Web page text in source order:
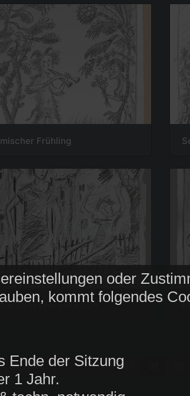
oder
kommt folgendes
Ende der Sitzung
1 Jahr.
Frühling
Strassenspiele 004
1 ... 96 97